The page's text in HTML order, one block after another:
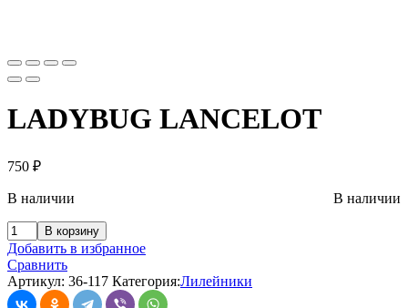
LADYBUG LANCELOT
750 ₽
В наличии
В наличии
В корзину
Добавить в избранное
Сравнить
Артикул: 36-117 Категория:Лилейники